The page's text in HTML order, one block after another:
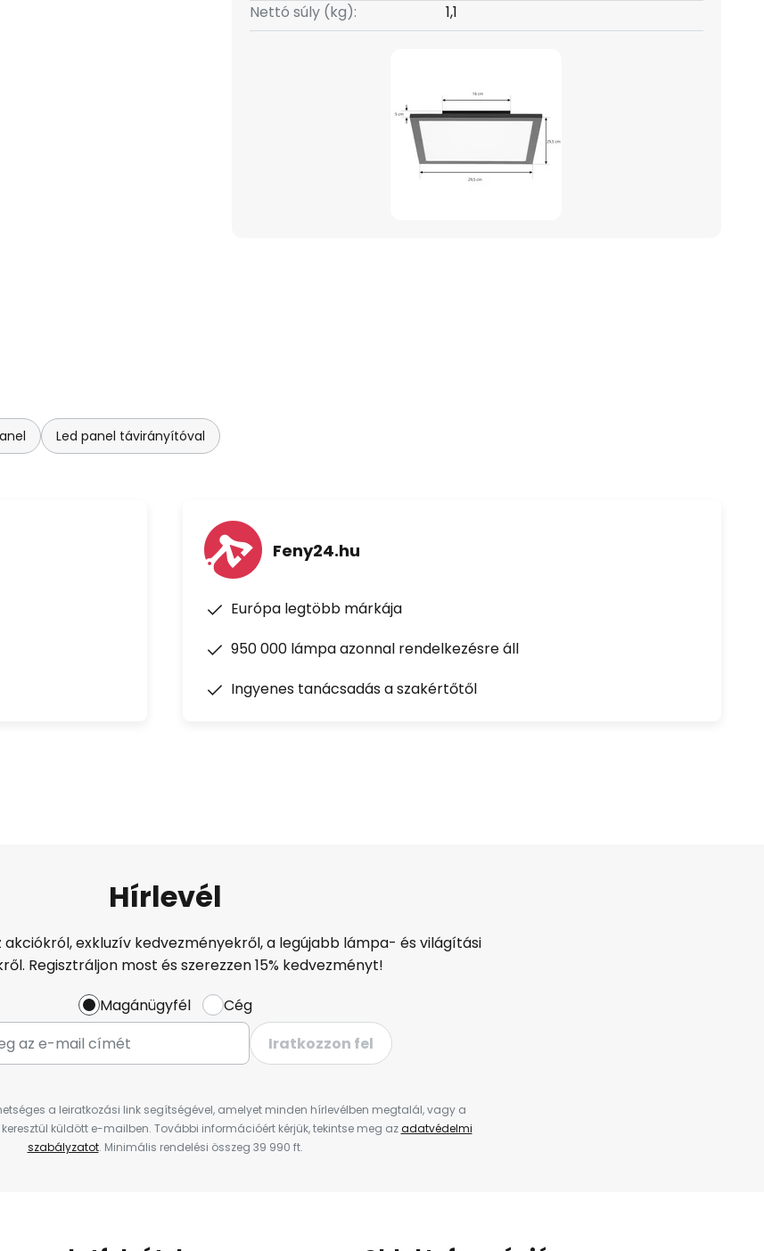
Nettó súly (kg):
1,1
Led panel távirányítóval
Feny24.hu
Európa legtöbb márkája
950 000 lámpa azonnal rendelkezésre áll
Ingyenes tanácsadás a szakértőtől
Hírlevél
akciókról, exkluzív kedvezményekről, a legújabb lámpa- és világítási
Regisztráljon most és szerezzen 15% kedvezményt!
Magánügyfél
Cég
Iratkozzon fel
a leiratkozási link segítségével, amelyet minden hírlevélben megtalál, vagy a
keresztül küldött e-mailben. További információért kérjük, tekintse meg azadatvédelmi
szabályzatot. Minimális rendelési összeg 39 990 ft.